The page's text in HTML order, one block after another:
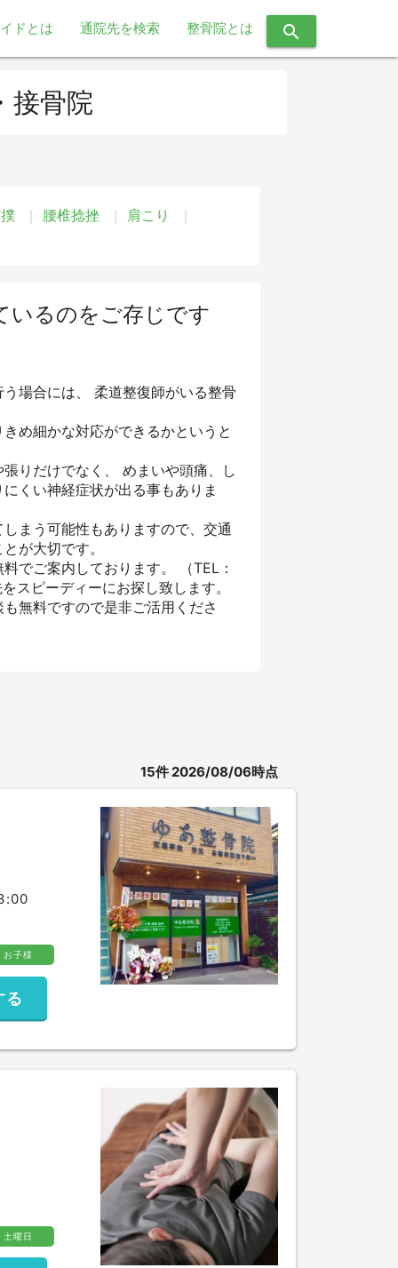
ドとは 通院先を検索 整骨院とは search
接骨院
腰椎捻挫 肩こり
いるのをご存じです
場合には、 柔道整復師がいる整骨
め細かな対応ができるかというと
りだけでなく、 めまいや頭痛、し
くい神経症状が出る事もありま
まう可能性もありますので、交通
が大切です。
でご案内しております。 （TEL：
スピーディーにお探し致します。
無料ですので是非ご活用くださ
15件2026/08/06時点
お子様
る
土曜日